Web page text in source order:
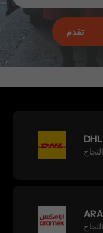
تقدم
DHL